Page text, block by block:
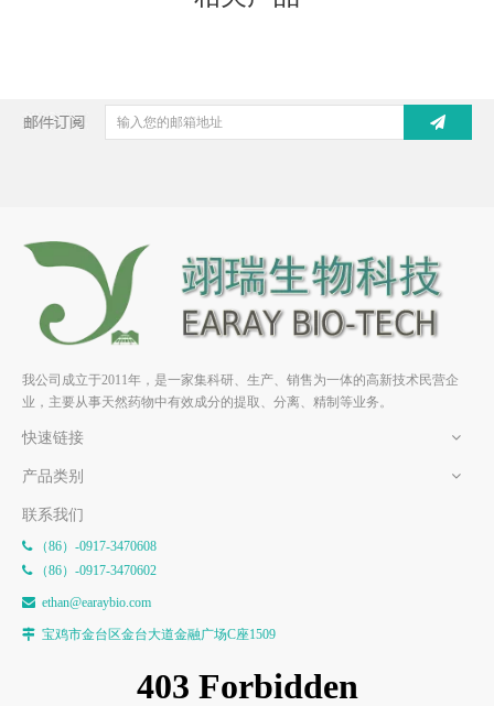
10-羟基乌头碱
我公司成立于2011年，是一家集科研、生产、销售为一体的高新技术民营企
业，主要从事天然药物中有效成分的提取、分离、精制等业务。
快速链接
产品类别
联系我们
（86）-0917-3470608
（86）-0917-3470602
 ethan@earaybio.com
 宝鸡市金台区金台大道金融广场C座1509